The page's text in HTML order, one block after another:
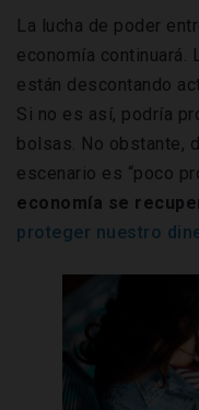
La lucha de poder
economía continuará.
están descontando
Si no es así, podría
bolsas. No obstante,
escenario es “poco
economía se
proteger nuestro